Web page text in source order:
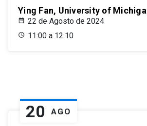
Ying Fan, University of
22 de Agosto de 2024
11:00 a 12:10
20 AGO